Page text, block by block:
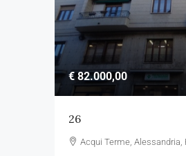
€ 82.000,00
26
Acqui Terme, Alessandria,